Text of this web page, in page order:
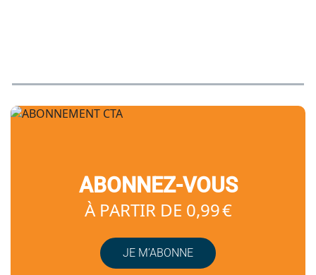
ABONNEZ-VOUS
À PARTIR DE 0,99 €
JE M’ABONNE